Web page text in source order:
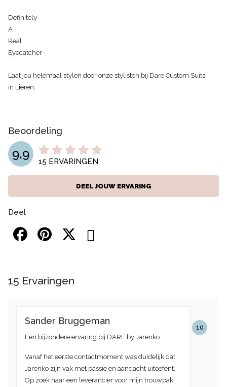
Definitely
A
Real
Eyecatcher
Laat jou helemaal stylen door onze stylisten bij Dare Custom Suits
in Lieren.
Beoordeling
9,9
15 ERVARINGEN
DEEL JOUW ERVARING
Deel
15 Ervaringen
10
Sander Bruggeman
Een bijzondere ervaring bij DARE by Jarenko
Vanaf het eerste contactmoment was duidelijk dat
Jarenko zijn vak met passie en aandacht uitoefent.
Op zoek naar een leverancier voor mijn trouwpak